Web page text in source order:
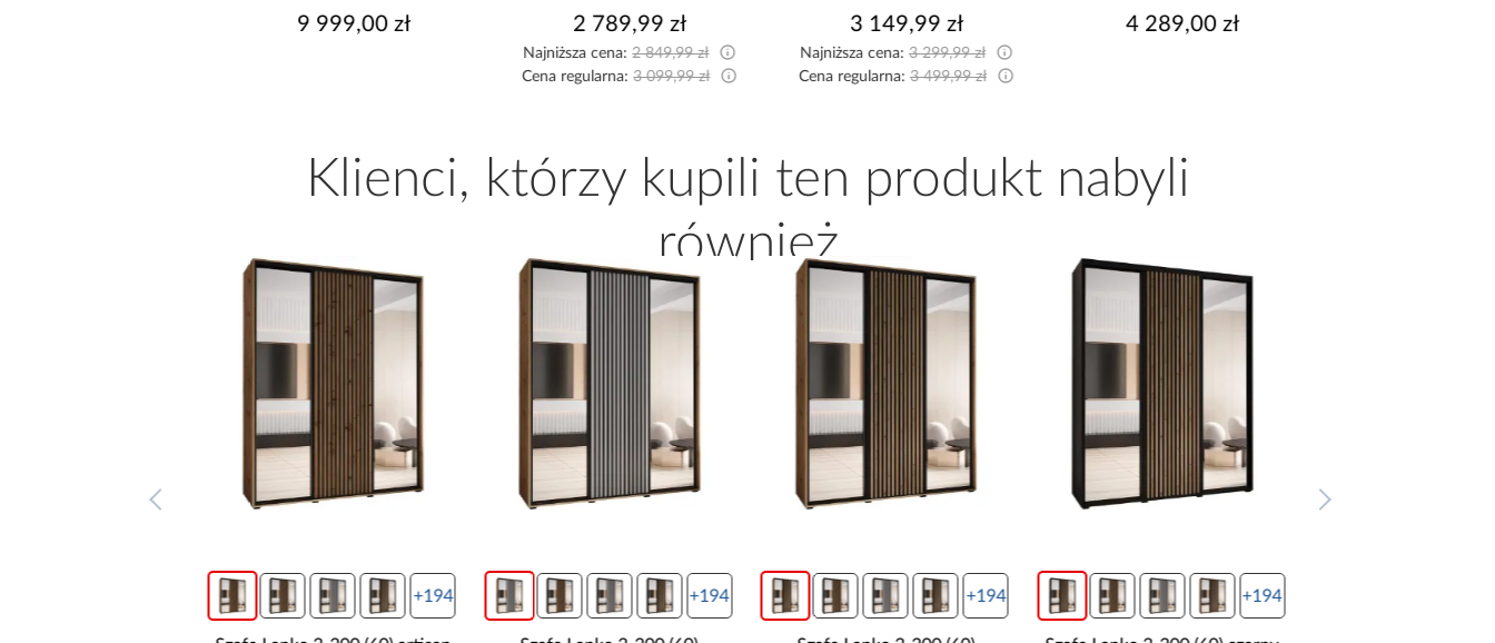
9 999,00 zł 2 789,99 zł
Najniższa cena:2 849,99 zł
Cena regularna:3 099,99 zł
3 149,99 zł
Najniższa cena:3 299,99 zł
Cena regularna:3 499,99 zł
4 289,00 zł
Klienci, którzy kupili ten produkt nabyli
również
+194 +194 +194 +194